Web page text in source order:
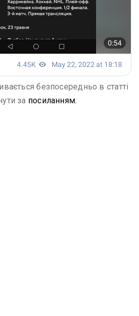
безпосередньо в статті
за посиланням.